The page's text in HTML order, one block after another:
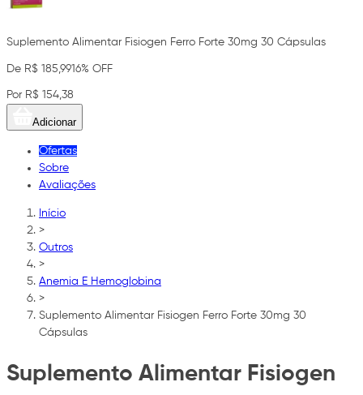
Suplemento Alimentar Fisiogen Ferro Forte 30mg 30 Cápsulas
De R$ 185,9916% OFF
Por R$ 154,38
Adicionar
Ofertas
Sobre
Avaliações
Início
>
Outros
>
Anemia E Hemoglobina
>
Suplemento Alimentar Fisiogen Ferro Forte 30mg 30
Cápsulas
Suplemento Alimentar Fisiogen